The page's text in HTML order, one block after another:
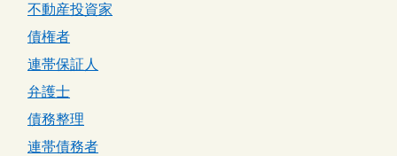
不動産投資家
債権者
連帯保証人
弁護士
債務整理
連帯債務者